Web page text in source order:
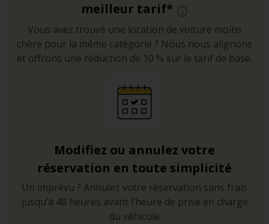
meilleur tarif*
Vous avez trouvé une location de voiture moins
chère pour la même catégorie ? Nous nous alignons
et offrons une réduction de 10 % sur le tarif de base.
Modifiez ou annulez votre
réservation en toute simplicité
Un imprévu ? Annulez votre réservation sans frais
jusqu’à 48 heures avant l’heure de prise en charge
du véhicule